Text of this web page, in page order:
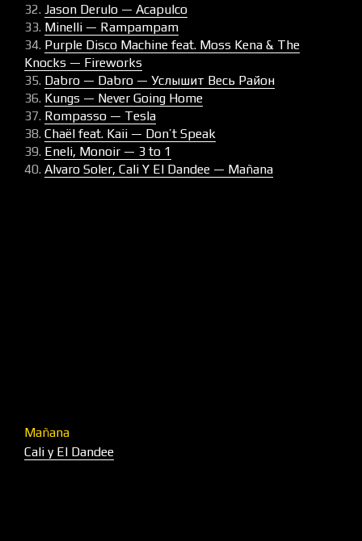
32. Jason Derulo — Acapulco
33. Minelli — Rampampam
34. Purple Disco Machine feat. Moss Kena & The
Knocks — Fireworks
35. Dabro — Dabro — Услышит Весь Район
36. Kungs — Never Going Home
37. Rompasso — Tesla
38. Chaёl feat. Kaii — Don’t Speak
39. Eneli, Monoir — 3 to 1
40. Alvaro Soler, Cali Y El Dandee — Mañana
Mañana
Cali y El Dandee